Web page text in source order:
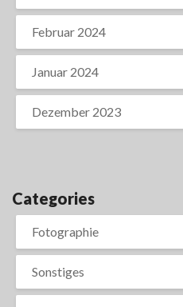
Februar 2024
Januar 2024
Dezember 2023
Categories
Fotographie
Sonstiges